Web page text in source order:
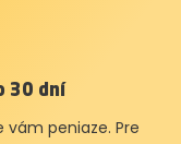
30 dní
peniaze. Pre